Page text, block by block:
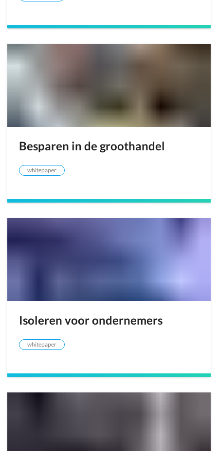
Besparen in de groothandel
whitepaper
Isoleren voor ondernemers
whitepaper